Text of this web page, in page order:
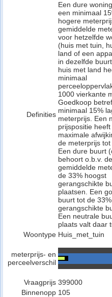
Definities
Een dure
een minimaal
hogere
gemiddelde
voor hetzelfde
(huis met tuin,
land of een
in dezelfde
huis met land
minimaal
1000 vierkante
Goedkoop
minimaal 15%
meterprijs. Een
prijspositie heeft
maximale
de meterprijs tot
Een dure buurt
behoort o.b.v. de
gemiddelde
de 33% hoogst
gerangschikte
plaatsen. Een
buurt tot de
gerangschikte
Een neutrale
plaats valt daar
Woontype Huis_met_tuin
meterprijs- en
perceelverschil
Vraagprijs 399000
Binnenopp 105